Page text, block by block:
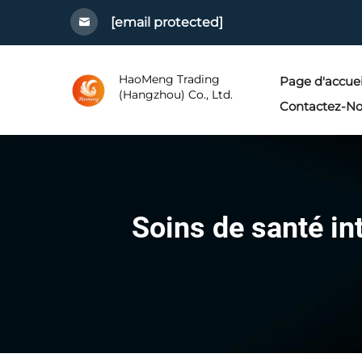
[email protected]
HaoMeng Trading
(Hangzhou) Co., Ltd.
Page
Contactez-
Soins de santé